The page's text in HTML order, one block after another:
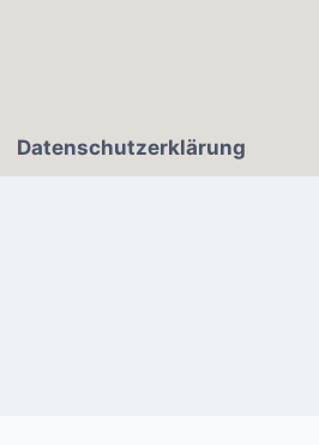
Datenschutzerklärung